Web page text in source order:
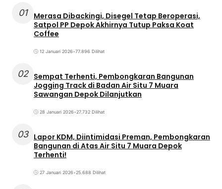
01
Merasa Dibackingi, Disegel Tetap Beroperasi,
Satpol PP Depok Akhirnya Tutup Paksa Koat
Coffee
12 Januari 2026•77.896 Dilihat
02 Sempat Terhenti, Pembongkaran Bangunan
Jogging Track di Badan Air Situ 7 Muara
Sawangan Depok Dilanjutkan
28 Januari 2026•27.732 Dilihat
03 Lapor KDM, Diintimidasi Preman, Pembongkaran
Bangunan di Atas Air Situ 7 Muara Depok
Terhenti!
27 Januari 2026•25.688 Dilihat